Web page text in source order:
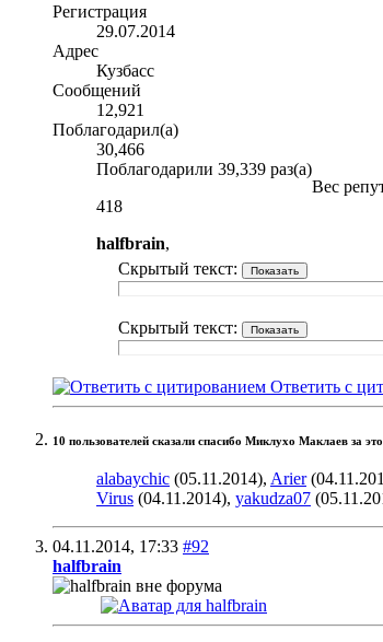
Регистрация
29.07.2014
Адрес
Кузбасс
Сообщений
12,921
Поблагодарил(а)
30,466
Поблагодарили 39,339 раз(а)
Вес
418
halfbrain,
Скрытый текст:
Скрытый текст:
Ответить с
10 пользователей сказали cпасибо Миклухо Маклаев за
alabaychic (05.11.2014), Arier
Virus (04.11.2014), yakudza07
04.11.2014, 17:33 #92
halfbrain